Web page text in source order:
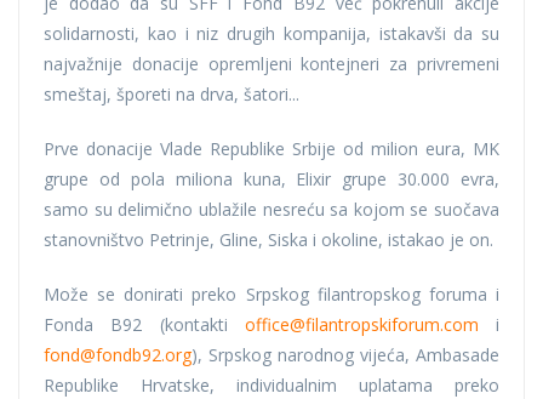
solidarnosti, kao i niz drugih kompanija, istakavši da su
najvažnije donacije opremljeni kontejneri za privremeni
smeštaj, šporeti na drva, šatori...
Prve donacije Vlade Republike Srbije od milion eura, MK
grupe od pola miliona kuna, Elixir grupe 30.000 evra,
samo su delimično ublažile nesreću sa kojom se suočava
stanovništvo Petrinje, Gline, Siska i okoline, istakao je on.
Može se donirati preko Srpskog filantropskog foruma i
Fonda B92 (kontakti office@filantropskiforum.com i
fond@fondb92.org), Srpskog narodnog vijeća, Ambasade
Republike Hrvatske, individualnim uplatama preko